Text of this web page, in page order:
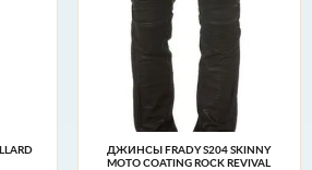
ДЖИНСЫ FRADY S204 SKINNY
MOTO COATING ROCK REVIVAL